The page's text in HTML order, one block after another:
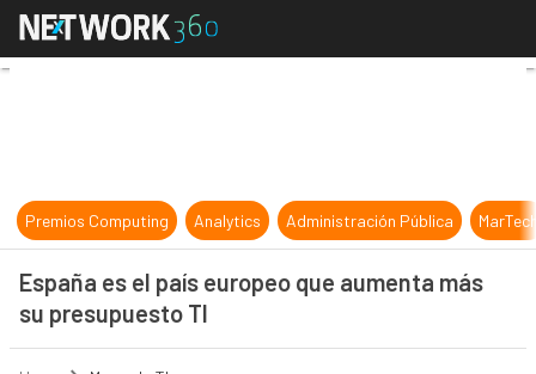
España es el país europeo que
Premios Computing Analytics Administración Pública
España es el país europeo que aumenta más
su presupuesto TI